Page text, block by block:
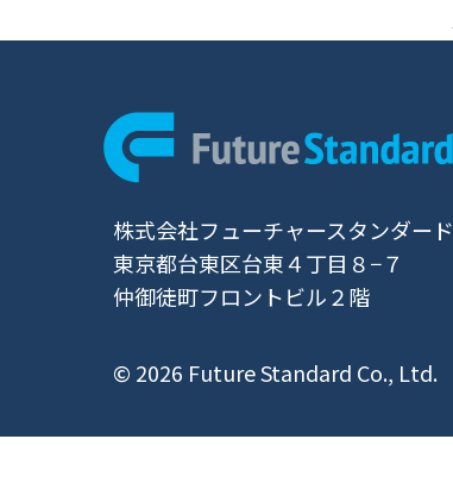
株式会社フューチャースタンダード
東京都台東区台東４丁目８−７
仲御徒町フロントビル２階
© 2026 Future Standard Co., Ltd.